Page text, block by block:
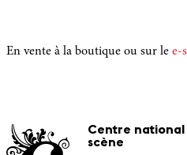
En vente à la boutique ou sur le e-
Centre national
scène